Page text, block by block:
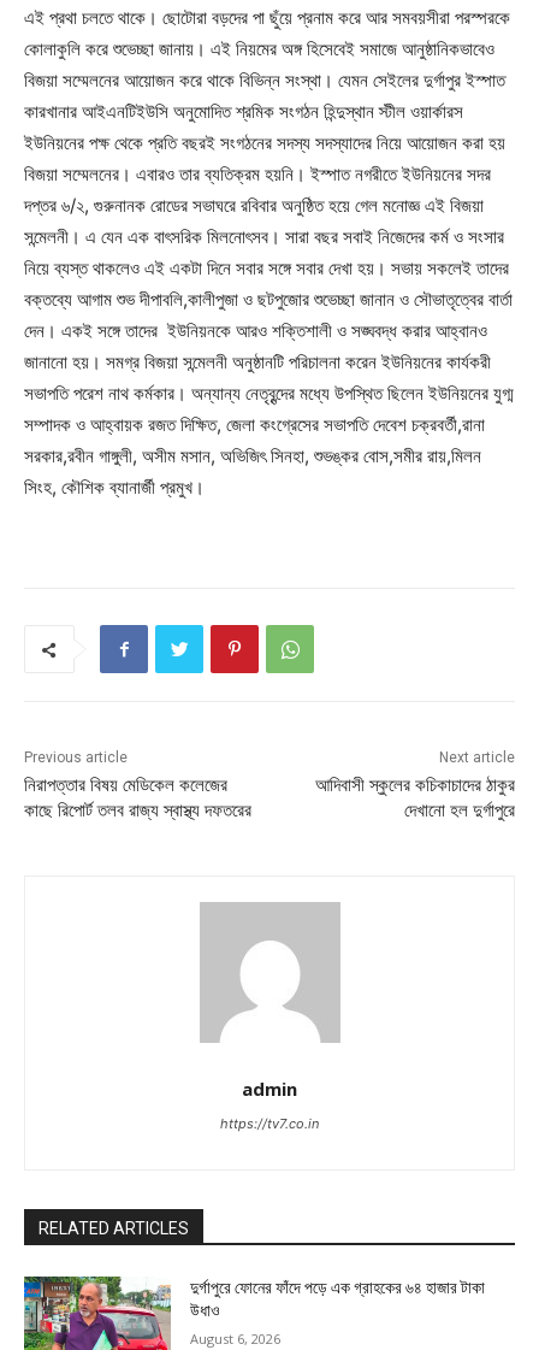
এই প্রথা চলতে থাকে। ছোটোরা বড়দের পা ছুঁয়ে প্রনাম করে আর সমবয়সীরা পরস্পরকে
কোলাকুলি করে শুভেচ্ছা জানায়। এই নিয়মের অঙ্গ হিসেবেই সমাজে আনুষ্ঠানিকভাবেও
বিজয়া সম্মেলনের আয়োজন করে থাকে বিভিন্ন সংস্থা। যেমন সেইলের দুর্গাপুর ইস্পাত
কারখানার আইএনটিইউসি অনুমোদিত শ্রমিক সংগঠন হিন্দুস্থান স্টীল ওয়ার্কারস
ইউনিয়নের পক্ষ থেকে প্রতি বছরই সংগঠনের সদস্য সদস্যাদের নিয়ে আয়োজন করা হয়
বিজয়া সম্মেলনের। এবারও তার ব্যতিক্রম হয়নি। ইস্পাত নগরীতে ইউনিয়নের সদর
দপ্তর ৬/২, গুরুনানক রোডের সভাঘরে রবিবার অনুষ্ঠিত হয়ে গেল মনোজ্ঞ এই বিজয়া
সন্মেলনী। এ যেন এক বাৎসরিক মিলনোৎসব। সারা বছর সবাই নিজেদের কর্ম ও সংসার
নিয়ে ব্যস্ত থাকলেও এই একটা দিনে সবার সঙ্গে সবার দেখা হয়। সভায় সকলেই তাদের
বক্তব্যে আগাম শুভ দীপাবলি,কালীপুজা ও ছটপুজোর শুভেচ্ছা জানান ও সৌভাতৃত্বের বার্তা
দেন। একই সঙ্গে তাদের ইউনিয়নকে আরও শক্তিশালী ও সঙ্ঘবদ্ধ করার আহ্বানও
জানানো হয়। সমগ্র বিজয়া সন্মেলনী অনুষ্ঠানটি পরিচালনা করেন ইউনিয়নের কার্যকরী
সভাপতি পরেশ নাথ কর্মকার। অন্যান্য নেতৃবৃন্দের মধ্যে উপস্থিত ছিলেন ইউনিয়নের যুগ্ম
সম্পাদক ও আহ্বায়ক রজত দিক্ষিত, জেলা কংগ্রেসের সভাপতি দেবেশ চক্রবর্তী,রানা
সরকার,রবীন গাঙ্গুলী, অসীম মসান, অভিজিৎ সিনহা, শুভঙ্কর বোস,সমীর রায়,মিলন
সিংহ, কৌশিক ব্যানার্জী প্রমুখ।
Previous article
নিরাপত্তার বিষয় মেডিকেল কলেজের
কাছে রিপোর্ট তলব রাজ্য স্বাস্থ্য দফতরের
Next article
আদিবাসী স্কুলের কচিকাচাদের ঠাকুর
দেখানো হল দুর্গাপুরে
admin
https://tv7.co.in
RELATED ARTICLES
দুর্গাপুরে ফোনের ফাঁদে পড়ে এক গ্রাহকের ৬৪ হাজার টাকা
উধাও
August 6, 2026